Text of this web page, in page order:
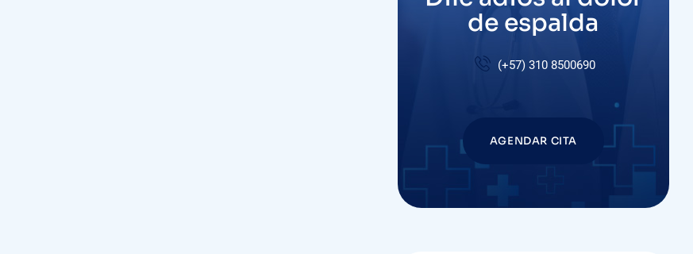
de espalda
(+57) 310 8500690
AGENDAR CITA